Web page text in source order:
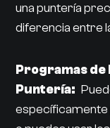
una puntería
diferencia entre
Programas
Puntería:
específicamente